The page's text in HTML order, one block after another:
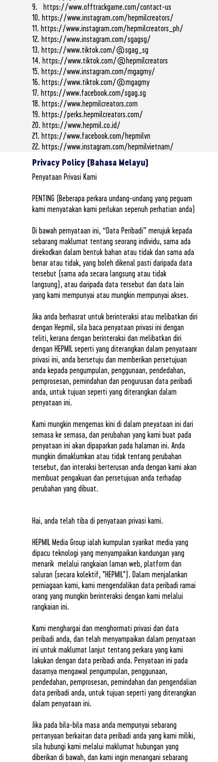
9.
https://www.offtrackgame.com/contact-us
10. https://www.instagram.com/hepmilcreators/
11. https://www.instagram.com/hepmilcreators_ph/
12. https://www.instagram.com/sgagsg/
13. https://www.tiktok.com/@sgag_sg
14. https://www.tiktok.com/@hepmilcreators
15. https://www.instagram.com/mgagmy/
16. https://www.tiktok.com/@mgagmy
17. https://www.facebook.com/sgag.sg
18. https://www.hepmilcreators.com
19. https://perks.hepmilcreators.com/
20. https://www.hepmil.co.id/
21. https://www.facebook.com/hepmilvn
22. https://www.instagram.com/hepmilvietnam/
Privacy Policy (Bahasa Melayu)
Penyataan Privasi Kami
PENTING (Beberapa perkara undang-undang yang peguam
kami menyatakan kami perlukan sepenuh perhatian anda)
Di bawah pernyataan ini, “Data Peribadi” merujuk kepada
sebarang maklumat tentang seorang individu, sama ada
direkodkan dalam bentuk bahan atau tidak dan sama ada
benar atau tidak, yang boleh dikenal pasti daripada data
tersebut (sama ada secara langsung atau tidak
langsung), atau daripada data tersebut dan data lain
yang kami mempunyai atau mungkin mempunyai akses.
Jika anda berhasrat untuk berinteraksi atau melibatkan diri
dengan Hepmil, sila baca penyataan privasi ini dengan
teliti, kerana dengan berinteraksi dan melibatkan diri
dengan HEPMIL seperti yang diterangkan dalam penyataanr
privasi ini, anda bersetuju dan memberikan persetujuan
anda kepada pengumpulan, penggunaan, pendedahan,
pemprosesan, pemindahan dan pengurusan data peribadi
anda, untuk tujuan seperti yang diterangkan dalam
penyataan ini.
Kami mungkin mengemas kini di dalam pneyataan ini dari
semasa ke semasa, dan perubahan yang kami buat pada
penyataan ini akan dipaparkan pada halaman ini. Anda
mungkin dimaklumkan atau tidak tentang perubahan
tersebut, dan interaksi berterusan anda dengan kami akan
membuat pengakuan dan persetujuan anda terhadap
perubahan yang dibuat.
Hai, anda telah tiba di penyataan privasi kami.
HEPMIL Media Group ialah kumpulan syarikat media yang
dipacu teknologi yang menyampaikan kandungan yang
menarik melalui rangkaian laman web, platform dan
saluran (secara kolektif, "HEPMIL"). Dalam menjalankan
perniagaan kami, kami mengendalikan data peribadi ramai
orang yang mungkin berinteraksi dengan kami melalui
rangkaian ini.
Kami menghargai dan menghormati privasi dan data
peribadi anda, dan telah menyampaikan dalam penyataan
ini untuk maklumat lanjut tentang perkara yang kami
lakukan dengan data peribadi anda. Penyataan ini pada
dasarnya mengawal pengumpulan, penggunaan,
pendedahan, pemprosesan, pemindahan dan pengendalian
data peribadi anda, untuk tujuan seperti yang diterangkan
dalam penyataan ini.
Jika pada bila-bila masa anda mempunyai sebarang
pertanyaan berkaitan data peribadi anda yang kami miliki,
sila hubungi kami melalui maklumat hubungan yang
diberikan di bawah, dan kami ingin menangani sebarang